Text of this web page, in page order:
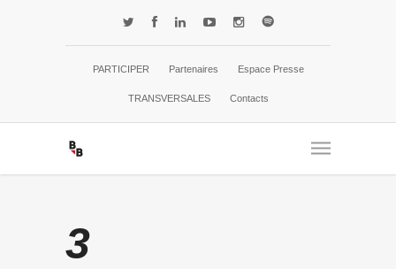
PARTICIPER Partenaires Espace Presse
TRANSVERSALES Contacts
3